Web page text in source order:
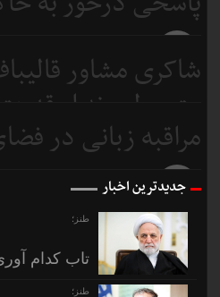
شاکری مشاور
متوسطیم نه ابرقدرت
6 روز
مراقبه زبانی در
قبل
جدیدترین اخبار
طنز؛
تاب کدام
طنز؛